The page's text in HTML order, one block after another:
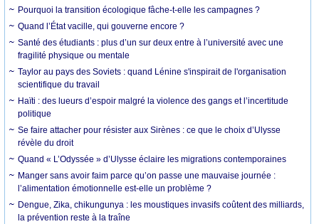
Pourquoi la transition écologique fâche-t-elle les campagnes ?
Quand l’État vacille, qui gouverne encore ?
Santé des étudiants : plus d’un sur deux entre à l’université avec une
fragilité physique ou mentale
Taylor au pays des Soviets : quand Lénine s'inspirait de l'organisation
scientifique du travail
Haïti : des lueurs d’espoir malgré la violence des gangs et l’incertitude
politique
Se faire attacher pour résister aux Sirènes : ce que le choix d’Ulysse
révèle du droit
Quand « L’Odyssée » d’Ulysse éclaire les migrations contemporaines
Manger sans avoir faim parce qu’on passe une mauvaise journée :
l’alimentation émotionnelle est-elle un problème ?
Dengue, Zika, chikungunya : les moustiques invasifs coûtent des milliards,
la prévention reste à la traîne